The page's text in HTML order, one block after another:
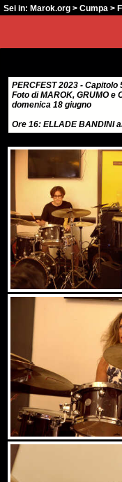
Sei in: Marok.org > Cumpa >
PERCFEST 2023 - Capitolo
Foto di MAROK, GRUMO e
domenica 18 giugno
Ore 16: ELLADE BANDINI